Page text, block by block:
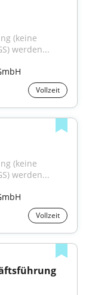
(keine
werden...
Vollzeit
(keine
werden...
Vollzeit